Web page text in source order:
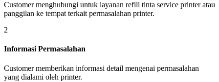
Customer menghubungi untuk layanan refill tinta service printer atau
panggilan ke tempat terkait permasalahan printer.
2
Informasi Permasalahan
Customer memberikan informasi detail mengenai permasalahan
yang dialami oleh printer.